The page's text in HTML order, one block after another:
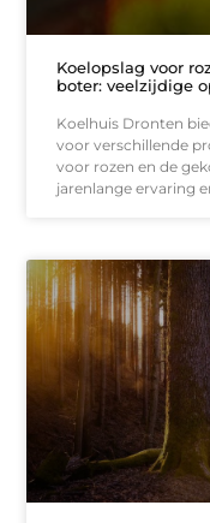
Koelopslag voor
boter: veelzijdige
Koelhuis Dronten
voor verschillende
voor rozen en de
jarenlange ervaring